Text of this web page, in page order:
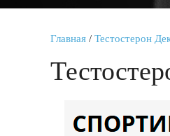
Главная / Тестостерон